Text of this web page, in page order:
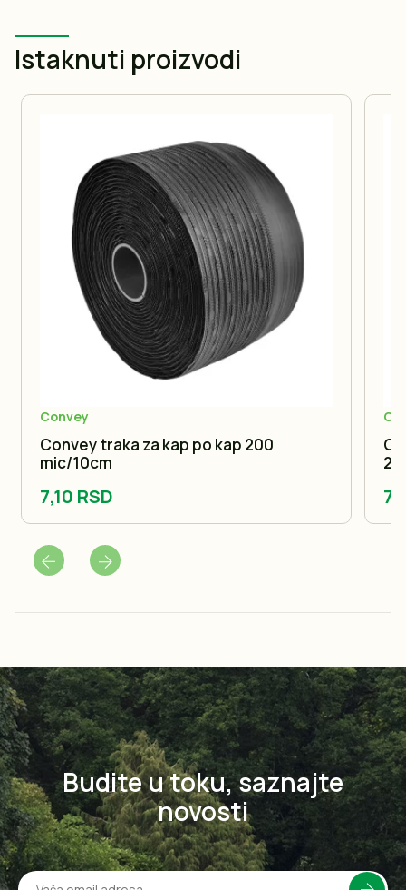
Istaknuti proizvodi
Convey
Convey traka za kap po kap 200
mic/10cm
7,10 RSD
Budite u toku, saznajte
novosti